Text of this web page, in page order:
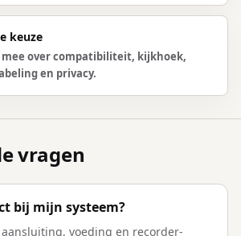
keuze
mee over compatibiliteit, kijkhoek,
en privacy.
vragen
bij mijn systeem?
voeding en recorder-